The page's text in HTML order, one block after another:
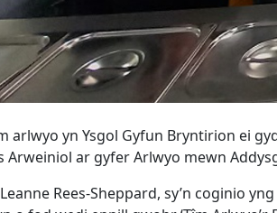
arlwyo yn Ysgol Gyfun Bryntirion ei
Arweiniol ar gyfer Arlwyo mewn
Rees-Sheppard, sy’n coginio